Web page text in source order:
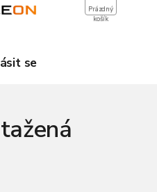
se
NÁKUPNÍ
KOŠÍK
Prázdný
košík